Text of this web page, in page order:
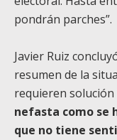
pondrán parches”.
Javier Ruiz
resumen de la
requieren solución
nefasta como se
que no tiene